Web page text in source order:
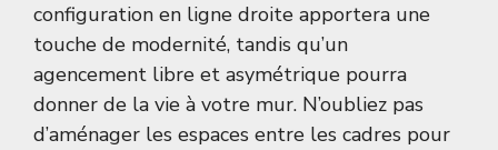
configuration en ligne droite apportera une
touche de modernité, tandis qu’un
agencement libre et asymétrique pourra
donner de la vie à votre mur. N’oubliez pas
d’aménager les espaces entre les cadres pour